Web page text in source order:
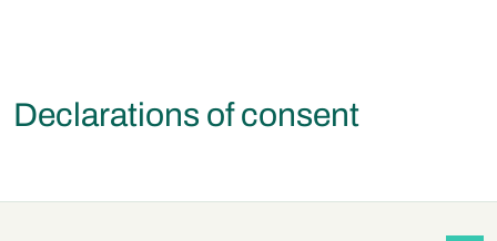
Declarations of consent